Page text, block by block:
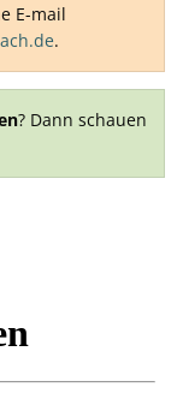
E-mail
.
? Dann schauen